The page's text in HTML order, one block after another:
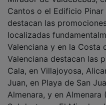
Cantos o el Edificio Pinar
destacan las
localizadas
Valenciana y en la Costa
Valenciana destacan las
Cala, en Villajoyosa,
Juan, en Playa de San
Almenara, y en Almenara
Sol destacan El Mirador